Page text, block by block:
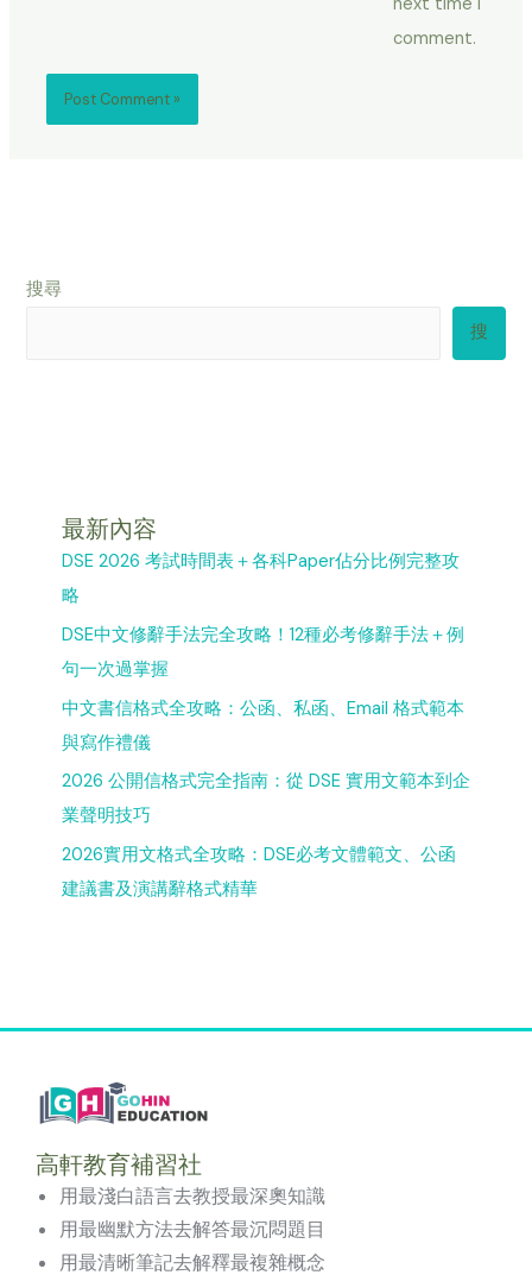
next time I
comment.
搜尋
搜
最新內容
DSE 2026 考試時間表＋各科Paper佔分比例完整攻
略
DSE中文修辭手法完全攻略！12種必考修辭手法＋例
句一次過掌握
中文書信格式全攻略：公函、私函、Email 格式範本
與寫作禮儀
2026 公開信格式完全指南：從 DSE 實用文範本到企
業聲明技巧
2026實用文格式全攻略：DSE必考文體範文、公函
建議書及演講辭格式精華
高軒教育補習社
用最淺白語言去教授最深奧知識
用最幽默方法去解答最沉悶題目
用最清晰筆記去解釋最複雜概念